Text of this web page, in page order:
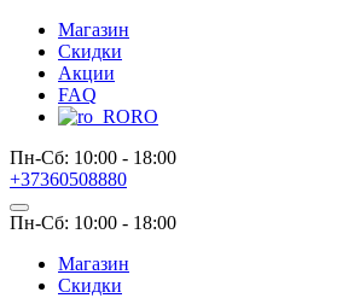
Магазин
Скидки
Акции
FAQ
RO
Пн-Сб: 10:00 - 18:00
+37360508880
Пн-Сб: 10:00 - 18:00
Магазин
Скидки